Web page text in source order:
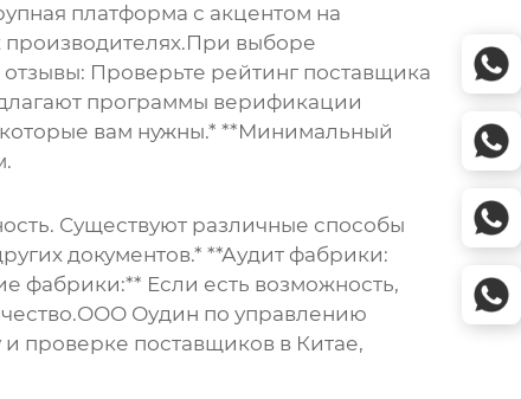
платформа с акцентом на
выборе
Проверьте рейтинг поставщика
программы верификации
которые вам нужны.* **Минимальный
Существуют различные способы
документов.* **Аудит фабрики:
фабрики:** Если есть возможность,
Оудин по управлению
проверке поставщиков в Китае,